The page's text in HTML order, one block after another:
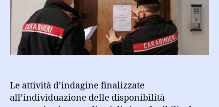
200
mila
ad
esponenti
mandamento
mafioso
Le attività d’indagine finalizzate
all’individuazione delle disponibilità